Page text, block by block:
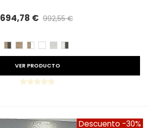
694,78 € 992,55 €
CAMBRIAN/PIZARRA
CAMBRIAN
CAMBRIAN/BLANCO
BLANCO
TIBETTIBET/PIZARRA
VER PRODUCTO
Descuento -30%